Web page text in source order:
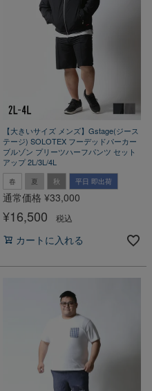
【大きいサイズ メンズ】Gstage(ジース
テージ) SOLOTEX フーデッドパーカー
ブルゾン プリーツハーフパンツ セット
アップ 2L/3L/4L
春 夏 秋 平日 即出荷
通常価格 ¥33,000
¥16,500 税込
カートに入れる